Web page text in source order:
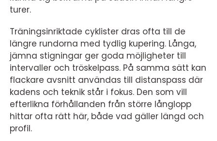
turer.
Träningsinriktade cyklister dras ofta till de
längre rundorna med tydlig kupering. Långa,
jämna stigningar ger goda möjligheter till
intervaller och tröskelpass. På samma sätt kan
flackare avsnitt användas till distanspass där
kadens och teknik står i fokus. Den som vill
efterlikna förhållanden från större långlopp
hittar ofta rätt här, både vad gäller längd och
profil.